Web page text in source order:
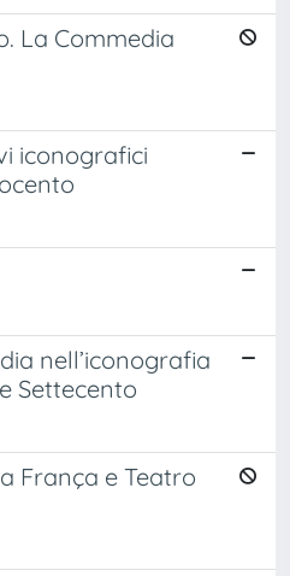
La Commedia
iconografici
nell’iconografia
Settecento
França e Teatro